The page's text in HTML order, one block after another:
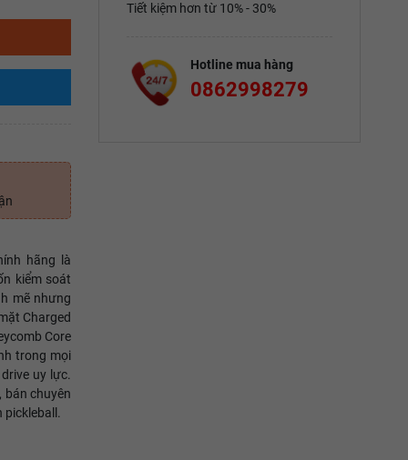
hãng là
kiểm soát
mẽ nhưng
Charged
Core
trong mọi
uy lực.
chuyên
pickleball.
Tiết kiệm hơn từ 10% - 30%
Hotline mua hàng
0862998279